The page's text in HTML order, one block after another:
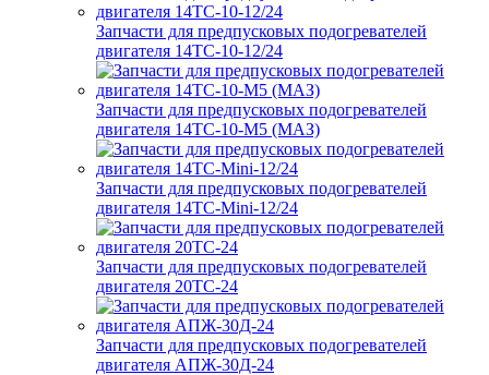
Запчасти для предпусковых подогревателей
двигателя 14ТС-10-12/24
Запчасти для предпусковых подогревателей
двигателя 14ТС-10-М5 (МАЗ)
Запчасти для предпусковых подогревателей
двигателя 14ТС-Mini-12/24
Запчасти для предпусковых подогревателей
двигателя 20ТС-24
Запчасти для предпусковых подогревателей
двигателя АПЖ-30Д-24